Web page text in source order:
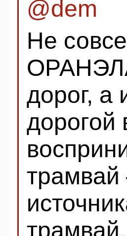
@dem
Не
дорог, а
трамвай.